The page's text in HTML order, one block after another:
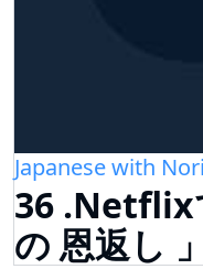
Japanese with
36 .Netflix
の 恩返し 」